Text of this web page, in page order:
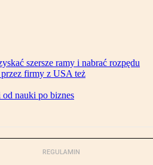
szersze ramy i nabrać rozpędu
firmy z USA też
nauki po biznes
REGULAMIN